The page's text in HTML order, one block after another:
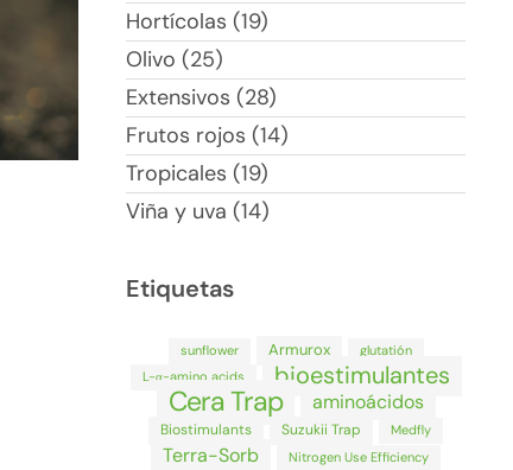
Hortícolas (19)
Olivo (25)
Extensivos (28)
Frutos rojos (14)
Tropicales (19)
Viña y uva (14)
Etiquetas
sunflower Armurox
glutatión
L-α-amino acids
bioestimulantes
Cera Trap aminoácidos
Biostimulants Suzukii Trap Medfly
Terra-Sorb
Nitrogen Use Efficiency